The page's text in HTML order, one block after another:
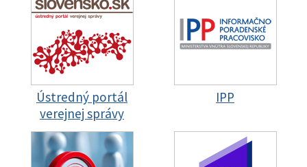
Ústredný portál
verejnej správy
IPP